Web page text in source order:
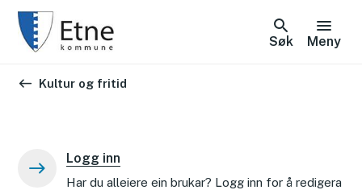
Søk Meny
Du er her:
Kultur og fritid
Logg inn
Har du alleiere ein brukar? Logg inn for å redigera